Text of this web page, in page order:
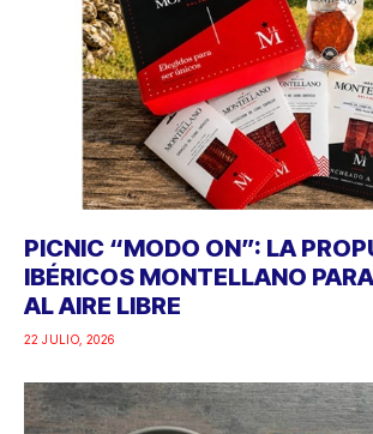
PICNIC “MODO ON”: LA
IBÉRICOS MONTELLANO
AL AIRE LIBRE
22 JULIO, 2026